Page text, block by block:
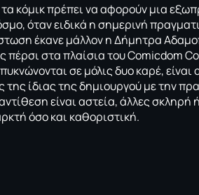
τα κόμικ πρέπει να αφορούν μια
όταν ειδικά η σημερινή
έκανε μάλλον η Δήμητρα
πέρσι στα πλαίσια του Comicdom
σε μόλις δυο καρέ,
της ίδιας της δημιουργού με την
είναι αστεία, άλλες
όσο και καθοριστική.